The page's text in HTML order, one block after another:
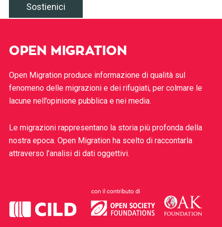
Sostienici
OPEN MIGRATION
Open Migration produce informazione di qualità sul
fenomeno delle migrazioni e dei rifugiati, per colmare le
lacune nell’opinione pubblica e nei media.
Le migrazioni rappresentano la storia più profonda della
nostra epoca. Open Migration ha scelto di raccontarla
attraverso l’analisi di dati oggettivi.